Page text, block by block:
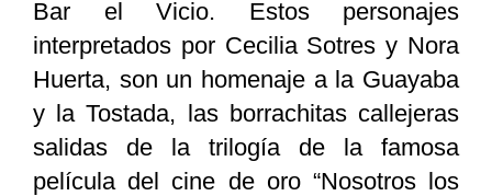
Bar el Vicio. Estos personajes
interpretados por Cecilia Sotres y Nora
Huerta, son un homenaje a la Guayaba
y la Tostada, las borrachitas callejeras
salidas de la trilogía de la famosa
película del cine de oro “Nosotros los